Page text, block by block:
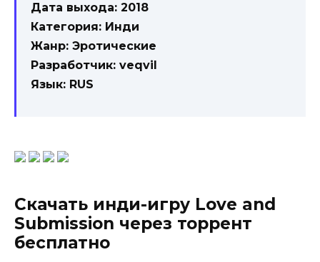
Дата выхода: 2018
Категория: Инди
Жанр: Эротические
Разработчик: veqvil
Язык: RUS
Скачать инди-игру Love and
Submission через торрент
бесплатно